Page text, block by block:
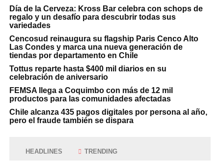
Día de la Cerveza: Kross Bar celebra con schops de
regalo y un desafío para descubrir todas sus
variedades
Cencosud reinaugura su flagship Paris Cenco Alto
Las Condes y marca una nueva generación de
tiendas por departamento en Chile
Tottus reparte hasta $400 mil diarios en su
celebración de aniversario
FEMSA llega a Coquimbo con más de 12 mil
productos para las comunidades afectadas
Chile alcanza 435 pagos digitales por persona al año,
pero el fraude también se dispara
HEADLINES TRENDING